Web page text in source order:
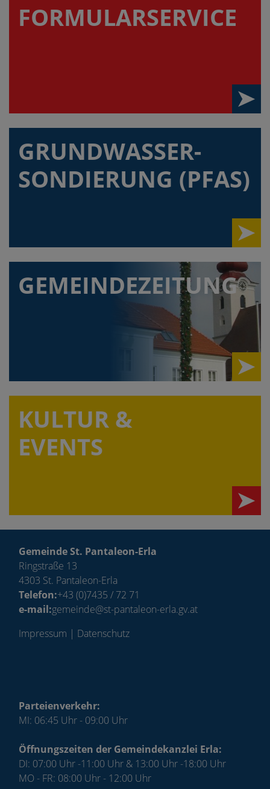
FORMULAR­SERVICE
GRUNDWASSER-
SONDIERUNG (PFAS)
GEMEINDEZEITUNG
KULTUR &
EVENTS
Gemeinde St. Pantaleon-Erla
Ringstraße 13
4303 St. Pantaleon-Erla
Telefon:+43 (0)7435 / 72 71
e-mail:gemeinde@st-pantaleon-erla.gv.at
Impressum | Datenschutz
Parteienverkehr:
MI: 06:45 Uhr - 09:00 Uhr
Öffnungszeiten der Gemeindekanzlei Erla:
DI: 07:00 Uhr -11:00 Uhr & 13:00 Uhr -18:00 Uhr
MO - FR: 08:00 Uhr - 12:00 Uhr